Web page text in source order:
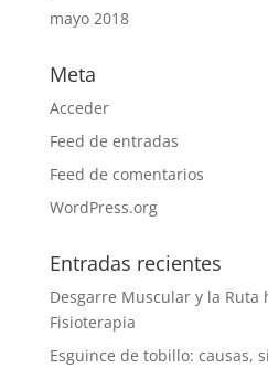
mayo 2018
Meta
Acceder
Feed de entradas
Feed de comentarios
WordPress.org
Entradas recientes
Desgarre Muscular y la Ruta
Fisioterapia
Esguince de tobillo: causas,